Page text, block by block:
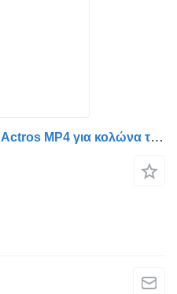
Τράκτορας Mercedes-Benz Actros MP4 για κολώνα τιμονιού A9604600316